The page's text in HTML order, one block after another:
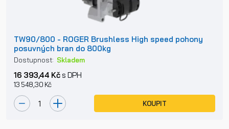
TW90/800 - ROGER Brushless High speed pohony
posuvných bran do 800kg
Dostupnost: Skladem
16 393,44 Kčs DPH
13 548,30 Kč
KOUPIT